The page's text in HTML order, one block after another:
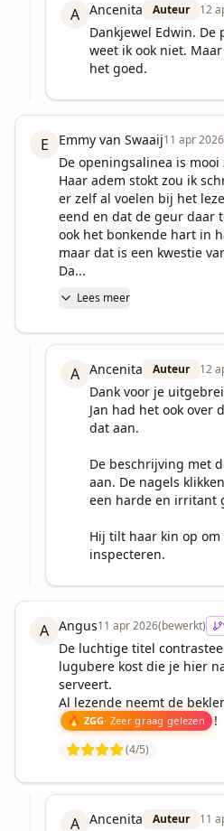
A Ancenita Auteur 12
Dankjewel Edwin.
weet ik ook niet.
het goed.
E Emmy van Swaaij11 apr 2026
De openingsalinea is
Haar adem stokt zou ik
er zelf al voelen bij het
eend en dat de geur daar
ook het bonkende hart in
maar dat is een kwestie
Da...
Lees meer
A Ancenita Auteur 12
Dank voor je
Jan had het ook over
dat aan.
De beschrijving met
aan. De nagels
een harde en irritant
Hij tilt haar kin op
inspecteren.
A Angus11 apr 2026(bewerkt)
De luchtige titel
lugubere kost die je hier
serveert.
🔥 ZGG· Zeer graag gelezen !
(4/5)
A Ancenita Auteur 11